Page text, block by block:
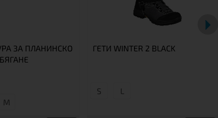
ЗА ПЛАНИНСКО
БЯГАНЕ
М
ГЕТИ WINTER 2 BLACK
S L